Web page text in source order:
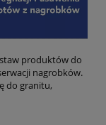
produktów do
nagrobków.
do granitu,